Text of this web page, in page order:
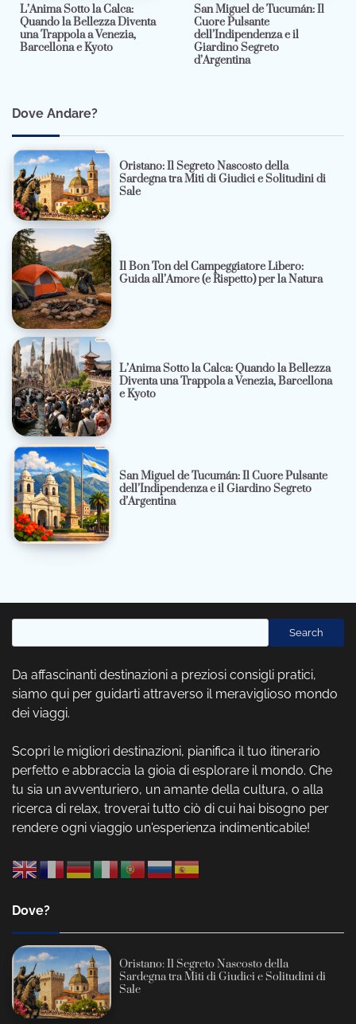
L’Anima Sotto la Calca:
Quando la Bellezza Diventa
una Trappola a Venezia,
Barcellona e Kyoto
San Miguel de Tucumán: Il
Cuore Pulsante
dell’Indipendenza e il
Giardino Segreto
d’Argentina
Dove Andare?
Oristano: Il Segreto Nascosto della
Sardegna tra Miti di Giudici e Solitudini di
Sale
Il Bon Ton del Campeggiatore Libero:
Guida all’Amore (e Rispetto) per la Natura
L’Anima Sotto la Calca: Quando la Bellezza
Diventa una Trappola a Venezia, Barcellona
e Kyoto
San Miguel de Tucumán: Il Cuore Pulsante
dell’Indipendenza e il Giardino Segreto
d’Argentina
Search
Da affascinanti destinazioni a preziosi consigli pratici,
siamo qui per guidarti attraverso il meraviglioso mondo
dei viaggi.
Scopri le migliori destinazioni, pianifica il tuo itinerario
perfetto e abbraccia la gioia di esplorare il mondo. Che
tu sia un avventuriero, un amante della cultura, o alla
ricerca di relax, troverai tutto ciò di cui hai bisogno per
rendere ogni viaggio un'esperienza indimenticabile!
Dove?
Oristano: Il Segreto Nascosto della
Sardegna tra Miti di Giudici e Solitudini di
Sale